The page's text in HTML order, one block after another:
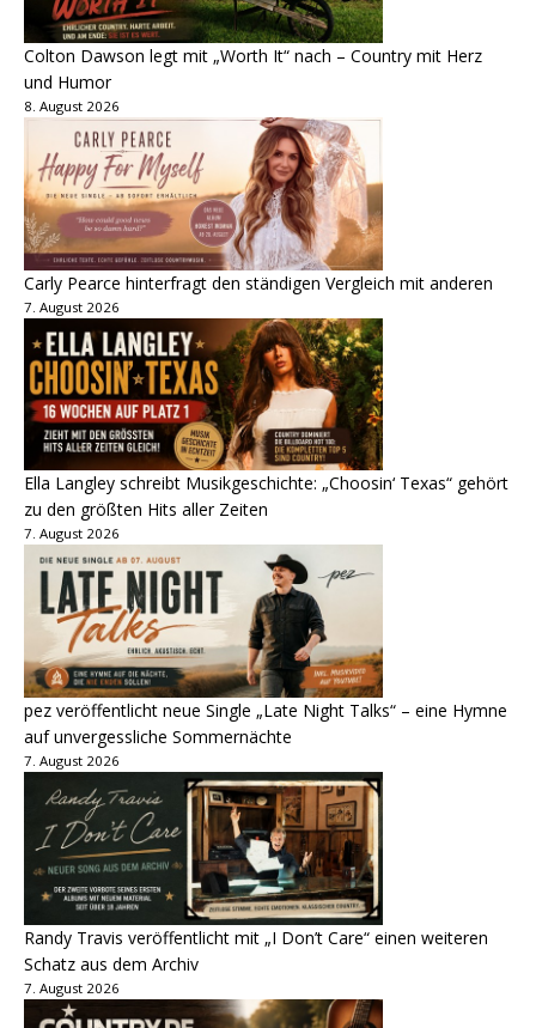
Colton Dawson legt mit „Worth It“ nach – Country mit Herz
und Humor
8. August 2026
Carly Pearce hinterfragt den ständigen Vergleich mit anderen
7. August 2026
Ella Langley schreibt Musikgeschichte: „Choosin‘ Texas“ gehört
zu den größten Hits aller Zeiten
7. August 2026
pez veröffentlicht neue Single „Late Night Talks“ – eine Hymne
auf unvergessliche Sommernächte
7. August 2026
Randy Travis veröffentlicht mit „I Don’t Care“ einen weiteren
Schatz aus dem Archiv
7. August 2026